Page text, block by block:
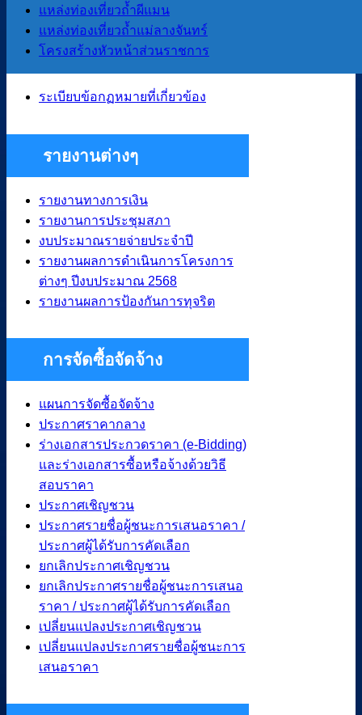
แหล่งท่องเที่ยวถ้ำผีแมน
แหล่งท่องเที่ยวถ้ำแม่ลางจันทร์
โครงสร้างหัวหน้าส่วนราชการ
กฏหมายและพระราช
บัญญัติ
ระเบียบข้อกฏหมายที่เกี่ยวข้อง
รายงานต่างๆ
รายงานทางการเงิน
รายงานการประชุมสภา
งบประมาณรายจ่ายประจำปี
รายงานผลการดำเนินการโครงการ
ต่างๆ ปีงบประมาณ 2568
รายงานผลการป้องกันการทุจริต
การจัดซื้อจัดจ้าง
แผนการจัดซื้อจัดจ้าง
ประกาศราคากลาง
ร่างเอกสารประกวดราคา (e-Bidding)
และร่างเอกสารซื้อหรือจ้างด้วยวิธี
สอบราคา
ประกาศเชิญชวน
ประกาศรายชื่อผู้ชนะการเสนอราคา /
ประกาศผู้ได้รับการคัดเลือก
ยกเลิกประกาศเชิญชวน
ยกเลิกประกาศรายชื่อผู้ชนะการเสนอ
ราคา / ประกาศผู้ได้รับการคัดเลือก
เปลี่ยนแปลงประกาศเชิญชวน
เปลี่ยนแปลงประกาศรายชื่อผู้ชนะการ
เสนอราคา